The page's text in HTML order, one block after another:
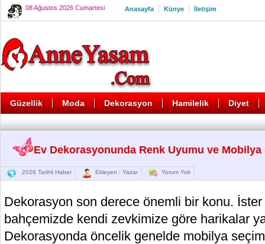
08 Ağustos 2026 Cumartesi Anasayfa Künye İletişim
Güzellik Moda Dekorasyon Hamilelik Diyet
Ev Dekorasyonunda Renk Uyumu ve
2026 Tarihli Haber Ekleyen : Yazar Yorum Yok
Dekorasyon son derece önemli bir konu.
bahçemizde kendi zevkimize göre harikalar
Dekorasyonda öncelik genelde mobilya